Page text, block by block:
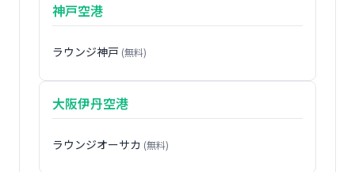
神戸空港
ラウンジ神戸 (無料)
大阪伊丹空港
ラウンジオーサカ (無料)